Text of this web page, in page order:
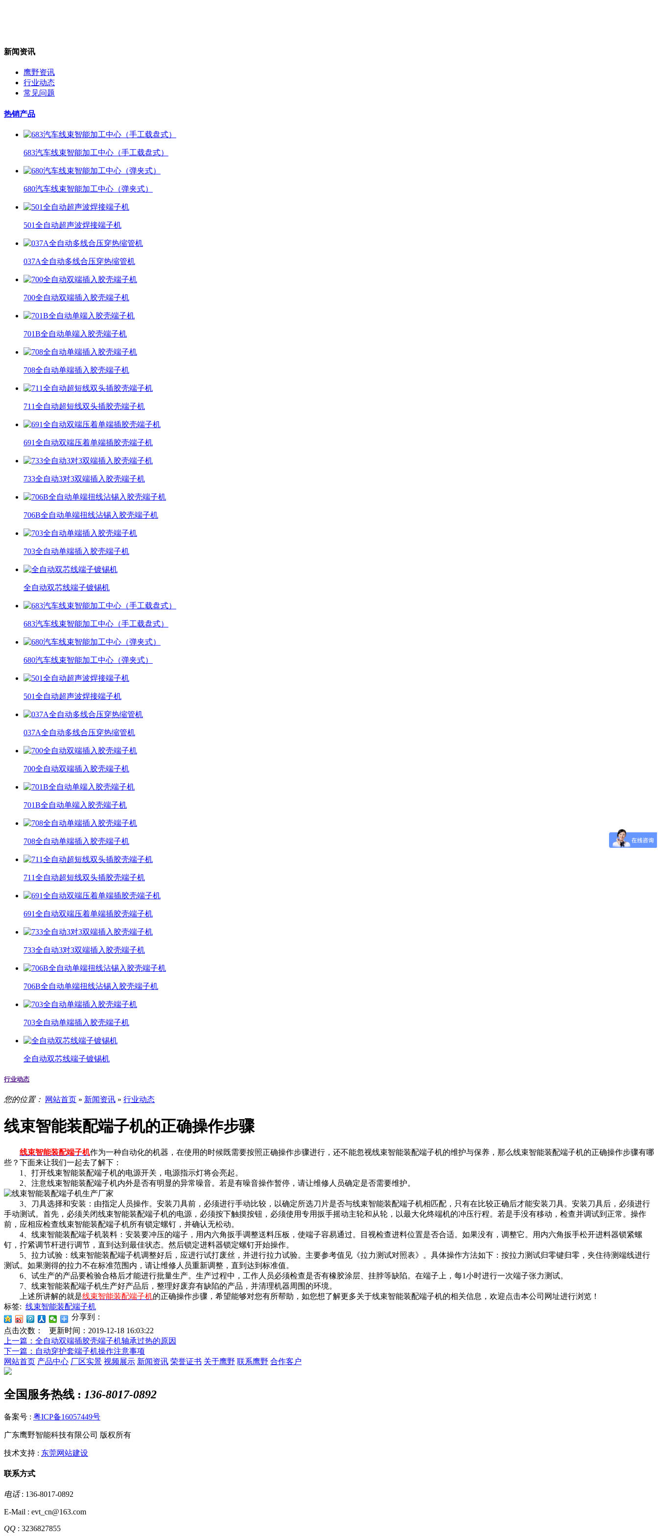
新闻资讯
鹰野资讯
行业动态
常见问题
热销产品
683汽车线束智能加工中心（手工载盘式）
680汽车线束智能加工中心（弹夹式）
501全自动超声波焊接端子机
037A全自动多线合压穿热缩管机
700全自动双端插入胶壳端子机
701B全自动单端入胶壳端子机
708全自动单端插入胶壳端子机
711全自动超短线双头插胶壳端子机
691全自动双端压着单端插胶壳端子机
733全自动3对3双端插入胶壳端子机
706B全自动单端扭线沾锡入胶壳端子机
703全自动单端插入胶壳端子机
全自动双芯线端子镀锡机
683汽车线束智能加工中心（手工载盘式）
680汽车线束智能加工中心（弹夹式）
501全自动超声波焊接端子机
037A全自动多线合压穿热缩管机
700全自动双端插入胶壳端子机
701B全自动单端入胶壳端子机
708全自动单端插入胶壳端子机
711全自动超短线双头插胶壳端子机
691全自动双端压着单端插胶壳端子机
733全自动3对3双端插入胶壳端子机
706B全自动单端扭线沾锡入胶壳端子机
703全自动单端插入胶壳端子机
全自动双芯线端子镀锡机
行业动态
您的位置： 网站首页 » 新闻资讯 » 行业动态
线束智能装配端子机的正确操作步骤
线束智能装配端子机作为一种自动化的机器，在使用的时候既需要按照正确操作步骤进行，还不能忽视线束智能装配端子机的维护与保养，那么线束智能装配端子机的正确操作步骤有哪
些？下面来让我们一起去了解下：
1、打开线束智能装配端子机的电源开关，电源指示灯将会亮起。
2、注意线束智能装配端子机内外是否有明显的异常噪音。若是有噪音操作暂停，请让维修人员确定是否需要维护。
3、刀具选择和安装：由指定人员操作。安装刀具前，必须进行手动比较，以确定所选刀片是否与线束智能装配端子机相匹配，只有在比较正确后才能安装刀具。安装刀具后，必须进行
手动测试。首先，必须关闭线束智能装配端子机的电源，必须按下触摸按钮，必须使用专用扳手摇动主轮和从轮，以最大化终端机的冲压行程。若是手没有移动，检查并调试到正常。操作
前，应相应检查线束智能装配端子机所有锁定螺钉，并确认无松动。
4、线束智能装配端子机装料：安装要冲压的端子，用内六角扳手调整送料压板，使端子容易通过。目视检查进料位置是否合适。如果没有，调整它。用内六角扳手松开进料器锁紧螺
钉，拧紧调节杆进行调节，直到达到最佳状态。然后锁定进料器锁定螺钉开始操作。
5、拉力试验：线束智能装配端子机调整好后，应进行试打废丝，并进行拉力试验。主要参考值见《拉力测试对照表》。具体操作方法如下：按拉力测试归零键归零，夹住待测端线进行
测试。如果测得的拉力不在标准范围内，请让维修人员重新调整，直到达到标准值。
6、试生产的产品要检验合格后才能进行批量生产。生产过程中，工作人员必须检查是否有橡胶涂层、挂脖等缺陷。在端子上，每1小时进行一次端子张力测试。
7、线束智能装配端子机生产好产品后，整理好废弃有缺陷的产品，并清理机器周围的环境。
上述所讲解的就是线束智能装配端子机的正确操作步骤，希望能够对您有所帮助，如您想了解更多关于线束智能装配端子机的相关信息，欢迎点击本公司网址进行浏览！
标签: 线束智能装配端子机
分享到：
点击次数：
更新时间：2019-12-18 16:03:22
上一篇 ：全自动双端插胶壳端子机轴承过热的原因
下一篇 ：自动穿护套端子机操作注意事项
网站首页 产品中心 厂区实景 视频展示 新闻资讯 荣誉证书 关于鹰野 联系鹰野 合作客户
全国服务热线 : 136-8017-0892
备案号 : 粤ICP备16057449号
广东鹰野智能科技有限公司 版权所有
技术支持 : 东莞网站建设
联系方式
电话: 136-8017-0892
E-Mail : evt_cn@163.com
QQ : 3236827855